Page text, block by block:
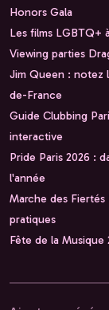
Honors Gala
Les films LGBTQ+
Viewing parties
Jim Queen : notez
de-France
Guide Clubbing
interactive
Pride Paris 2026 :
l'année
Marche des
pratiques
Fête de la Musique